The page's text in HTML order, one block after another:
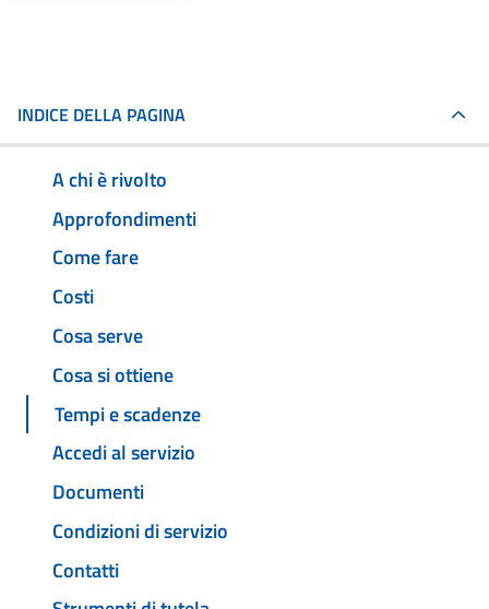
INDICE DELLA PAGINA
A chi è rivolto
Approfondimenti
Come fare
Costi
Cosa serve
Cosa si ottiene
Tempi e scadenze
Accedi al servizio
Documenti
Condizioni di servizio
Contatti